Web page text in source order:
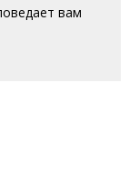
вам